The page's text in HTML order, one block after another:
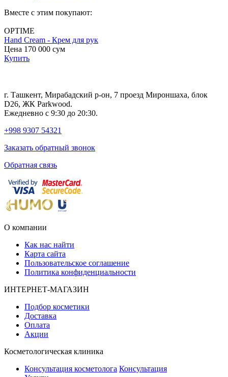
Вместе с этим покупают:
OPTIME
Hand Cream - Крем для рук
Цена 170 000 сум
Купить
г. Ташкент, Мирабадский р-он, 7 проезд Мироншаха, блок
D26, ЖК Раrkwood.
Ежедневно с 9:30 до 20:30.
+998 9307 54321
Заказать обратный звонок
Обратная связь
О компании
Как нас найти
Карта сайта
Пользовательское соглашение
Политика конфиденциальности
ИНТЕРНЕТ-МАГАЗИН
Подбор косметики
Доставка
Оплата
Акции
Косметологическая клиника
Консультация косметолога Консультация